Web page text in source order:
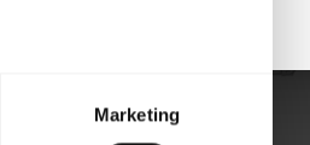
at any time through the
required for the trouble-
Marketing